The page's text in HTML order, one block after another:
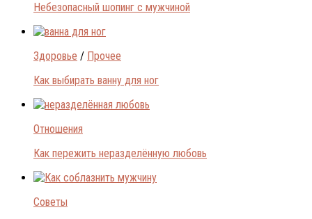
Небезопасный шопинг с мужчиной
Здоровье / Прочее
Как выбирать ванну для ног
Отношения
Как пережить неразделённую любовь
Советы